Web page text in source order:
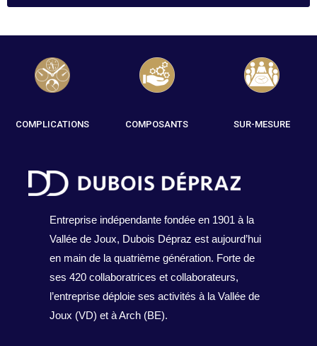
COMPLICATIONS COMPOSANTS SUR-MESURE
Entreprise indépendante fondée en 1901 à la
Vallée de Joux, Dubois Dépraz est aujourd’hui
en main de la quatrième génération. Forte de
ses 420 collaboratrices et collaborateurs,
l’entreprise déploie ses activités à la Vallée de
Joux (VD) et à Arch (BE).